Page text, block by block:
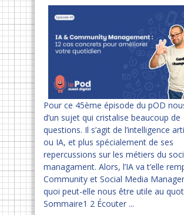
Pour ce 45ème épisode du pOD
d’un sujet qui cristalise beaucoup de
questions. Il s’agit de l’intelligence
ou IA, et plus spécialement de ses
repercussions sur les métiers du
managament. Alors, l’IA va t’elle
Community et Social Media
quoi peut-elle nous être utile au
Sommaire1 2 Écouter ...